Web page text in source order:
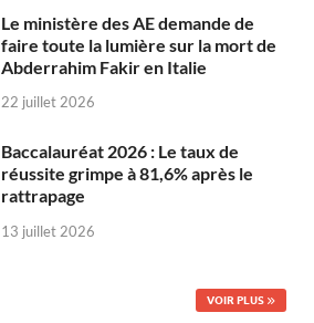
Le ministère des AE demande de
faire toute la lumière sur la mort de
Abderrahim Fakir en Italie
22 juillet 2026
Baccalauréat 2026 : Le taux de
réussite grimpe à 81,6% après le
rattrapage
13 juillet 2026
VOIR PLUS